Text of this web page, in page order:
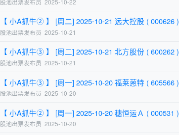
【 小A抓牛② 】 [周二] 2025-10-21 远大控股 ( 000626 )
股池出票发布员 2025-10-21
【 小A抓牛③ 】 [周二] 2025-10-21 北方股份 ( 600262 )
股池出票发布员 2025-10-21
【 小A抓牛③ 】 [周一] 2025-10-20 福莱蒽特 ( 605566 )
股池出票发布员 2025-10-20
【 小A抓牛② 】 [周一] 2025-10-20 穗恒运Ａ ( 000531 )
股池出票发布员 2025-10-20